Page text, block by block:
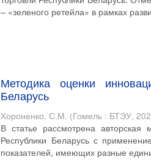
– «зеленого ретейла» в рамках
Методика оценки
Беларусь
Хороненко, С.М. (Гомель : БТЭУ,
В статье рассмотрена авторская
Республики Беларусь с
показателей, имеющих разные